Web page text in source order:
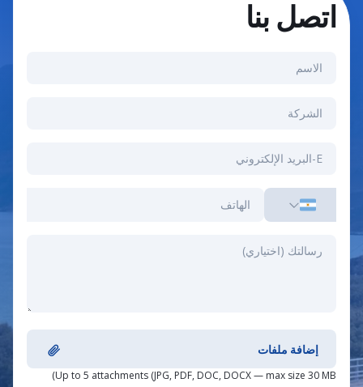
اتصل بنا
إضافة ملفات
Up to 5 attachments (JPG, PDF, DOC, DOCX — max size 30 MB)